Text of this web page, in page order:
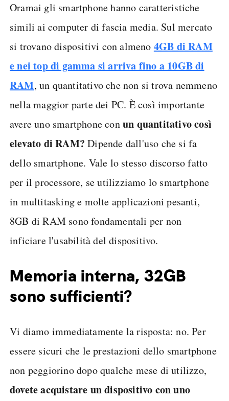
Oramai gli smartphone hanno caratteristiche
simili ai computer di fascia media. Sul mercato
si trovano dispositivi con almeno 4GB di RAM
e nei top di gamma si arriva fino a 10GB di
RAM, un quantitativo che non si trova nemmeno
nella maggior parte dei PC. È così importante
avere uno smartphone conun quantitativo così
elevato di RAM? Dipende dall'uso che si fa
dello smartphone. Vale lo stesso discorso fatto
per il processore, se utilizziamo lo smartphone
in multitasking e molte applicazioni pesanti,
8GB di RAM sono fondamentali per non
inficiare l'usabilità del dispositivo.
Memoria interna, 32GB
sono sufficienti?
Vi diamo immediatamente la risposta: no. Per
essere sicuri che le prestazioni dello smartphone
non peggiorino dopo qualche mese di utilizzo,
dovete acquistare un dispositivo con uno